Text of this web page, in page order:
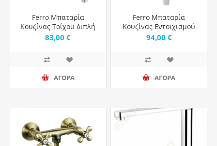
Ferro Μπαταρία
Κουζίνας Τοίχου Διπλή
Κ/Ρ Εύκαμπτο Ρουξούνι
83,00 €
ΑΓΟΡΑ
Ferro Μπαταρία
Κουζίνας Εντοιχισμού
Algeo Bag5Ufb
94,00 €
ΑΓΟΡΑ